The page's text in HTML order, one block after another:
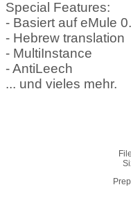
Special Features:
- Basiert auf eMule
- Hebrew translation
- MultiInstance
- AntiLeech
... und vieles mehr.